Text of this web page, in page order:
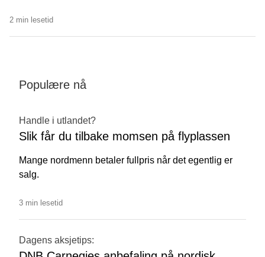
2 min lesetid
Populære nå
Handle i utlandet?
Slik får du tilbake momsen på flyplassen
Mange nordmenn betaler fullpris når det egentlig er
salg.
3 min lesetid
Dagens aksjetips: